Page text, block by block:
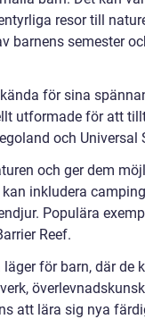
resor till
barnens semester
för sina
utformade för att
och Universal
och ger dem
inkludera
Populära
Reef.
för barn, där de
att lära sig nya